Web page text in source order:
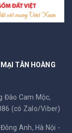
TÂN HOÀNG
Đào Cam Mộc,
(có Zalo/Viber)
Anh, Hà Nội -